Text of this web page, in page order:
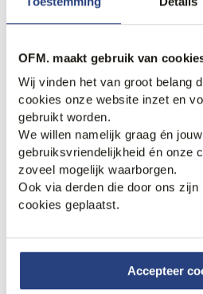
OFM. maakt gebruik van
Wij vinden het van groot belang
cookies onze website inzet en
gebruikt worden.
We willen namelijk graag én
gebruiksvriendelijkheid én onze
zoveel mogelijk waarborgen.
Ook via derden die door ons zijn
cookies geplaatst.
Accepteer
Mason's Torino Style Chino